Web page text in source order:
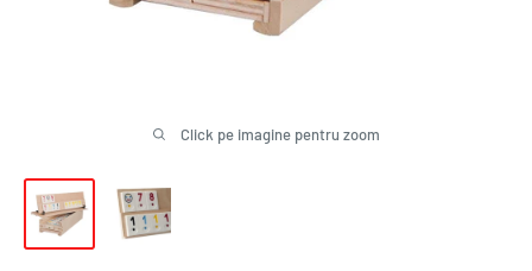
Click pe imagine pentru zoom